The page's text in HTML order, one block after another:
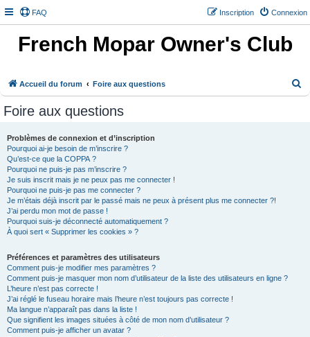
FAQ Connexion
Inscription
French Mopar Owner's Club
Accueil du forum Foire aux questions
Foire aux questions
Problèmes de connexion et d’inscription
Pourquoi ai-je besoin de m’inscrire ?
Qu’est-ce que la COPPA ?
Pourquoi ne puis-je pas m’inscrire ?
Je suis inscrit mais je ne peux pas me connecter !
Pourquoi ne puis-je pas me connecter ?
Je m’étais déjà inscrit par le passé mais ne peux à présent plus me connecter ?!
J’ai perdu mon mot de passe !
Pourquoi suis-je déconnecté automatiquement ?
À quoi sert « Supprimer les cookies » ?
Préférences et paramètres des utilisateurs
Comment puis-je modifier mes paramètres ?
Comment puis-je masquer mon nom d’utilisateur de la liste des utilisateurs en ligne ?
L’heure n’est pas correcte !
J’ai réglé le fuseau horaire mais l’heure n’est toujours pas correcte !
Ma langue n’apparaît pas dans la liste !
Que signifient les images situées à côté de mon nom d’utilisateur ?
Comment puis-je afficher un avatar ?